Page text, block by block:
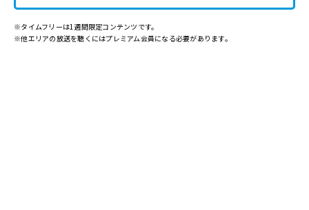
※タイムフリーは1週間限定コンテンツです。
※他エリアの放送を聴くにはプレミアム会員になる必要があります。